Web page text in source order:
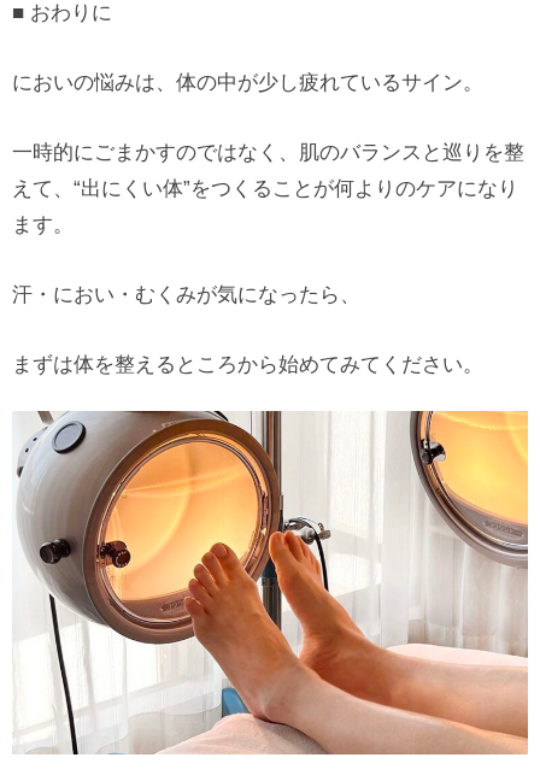
■ おわりに
においの悩みは、体の中が少し疲れているサイン。
一時的にごまかすのではなく、肌のバランスと巡りを整
えて、“出にくい体”をつくることが何よりのケアになり
ます。
汗・におい・むくみが気になったら、
まずは体を整えるところから始めてみてください。